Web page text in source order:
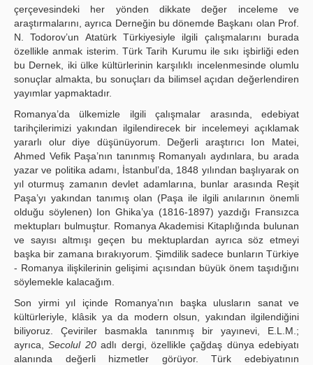
çerçevesindeki her yönden dikkate değer inceleme ve
araştırmalarını, ayrıca Derneğin bu dönemde Başkanı olan Prof.
N. Todorov’un Atatürk Türkiyesiyle ilgili çalışmalarını burada
özellikle anmak isterim. Türk Tarih Kurumu ile sıkı işbirliği eden
bu Dernek, iki ülke kültürlerinin karşılıklı incelenmesinde olumlu
sonuçlar almakta, bu sonuçları da bilimsel açıdan değerlendiren
yayımlar yapmaktadır.
Romanya’da ülkemizle ilgili çalışmalar arasında, edebiyat
tarihçilerimizi yakından ilgilendirecek bir incelemeyi açıklamak
yararlı olur diye düşünüyorum. Değerli araştırıcı Ion Matei,
Ahmed Vefik Paşa’nın tanınmış Romanyalı aydınlara, bu arada
yazar ve politika adamı, İstanbul’da, 1848 yılından başlıyarak on
yıl oturmuş zamanın devlet adamlarına, bunlar arasında Reşit
Paşa’yı yakından tanımış olan (Paşa ile ilgili anılarının önemli
olduğu söylenen) Ion Ghika’ya (1816-1897) yazdığı Fransızca
mektupları bulmuştur. Romanya Akademisi Kitaplığında bulunan
ve sayısı altmışı geçen bu mektuplardan ayrıca söz etmeyi
başka bir zamana bırakıyorum. Şimdilik sadece bunların Türkiye
- Romanya ilişkilerinin gelişimi açısından büyük önem taşıdığını
söylemekle kalacağım.
Son yirmi yıl içinde Romanya’nın başka ulusların sanat ve
kültürleriyle, klâsik ya da modern olsun, yakından ilgilendiğini
biliyoruz. Çeviriler basmakla tanınmış bir yayınevi, E.L.M.;
ayrıca,Secolul 20adlı dergi, özellikle çağdaş dünya edebiyatı
alanında değerli hizmetler görüyor. Türk edebiyatının